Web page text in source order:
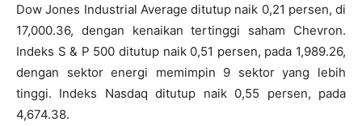
Dow Jones Industrial Average ditutup naik 0,21 persen, di
17,000.36, dengan kenaikan tertinggi saham Chevron.
Indeks S & P 500 ditutup naik 0,51 persen, pada 1,989.26,
dengan sektor energi memimpin 9 sektor yang lebih
tinggi. Indeks Nasdaq ditutup naik 0,55 persen, pada
4,674.38.